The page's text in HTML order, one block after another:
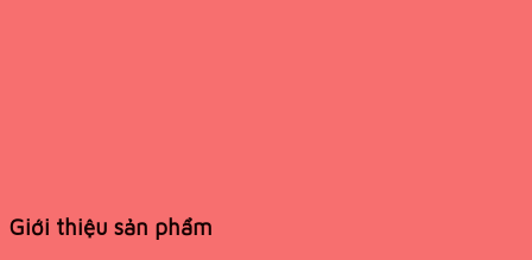
Giới thiệu sản phẩm